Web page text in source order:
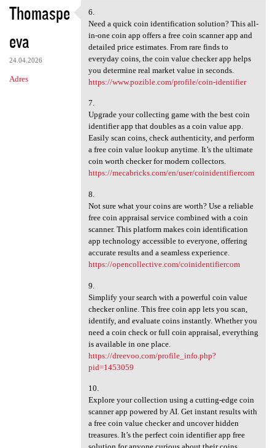
Thomaspe
eva
24.04.2026
Adres
6.
6.
Need a quick coin identification solution? This all-
in-one coin app offers a free coin scanner app and
detailed price estimates. From rare finds to
everyday coins, the coin value checker app helps
you determine real market value in seconds.
https://www.pozible.com/profile/coin-identifier
7.
Upgrade your collecting game with the best coin
identifier app that doubles as a coin value app.
Easily scan coins, check authenticity, and perform
a free coin value lookup anytime. It’s the ultimate
coin worth checker for modern collectors.
https://mecabricks.com/en/user/coinidentifiercom
8.
Not sure what your coins are worth? Use a reliable
free coin appraisal service combined with a coin
scanner. This platform makes coin identification
app technology accessible to everyone, offering
accurate results and a seamless experience.
https://opencollective.com/coinidentifiercom
9.
Simplify your search with a powerful coin value
checker online. This free coin app lets you scan,
identify, and evaluate coins instantly. Whether you
need a coin check or full coin appraisal, everything
is available in one place.
https://dreevoo.com/profile_info.php?
pid=1453059
10.
Explore your collection using a cutting-edge coin
scanner app powered by AI. Get instant results with
a free coin value checker and uncover hidden
treasures. It’s the perfect coin identifier app free